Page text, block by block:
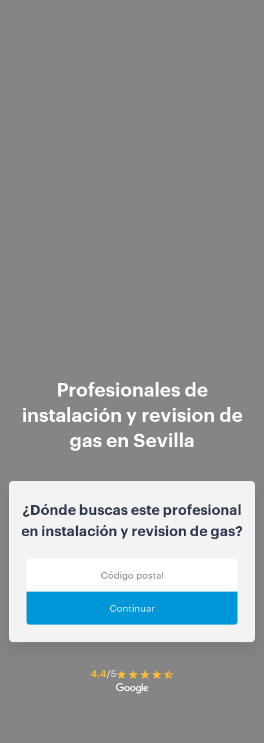
Profesionales de
instalación y revision de
gas en Sevilla
¿Dónde buscas este profesional
en instalación y revision de gas?
Continuar
4.4/5